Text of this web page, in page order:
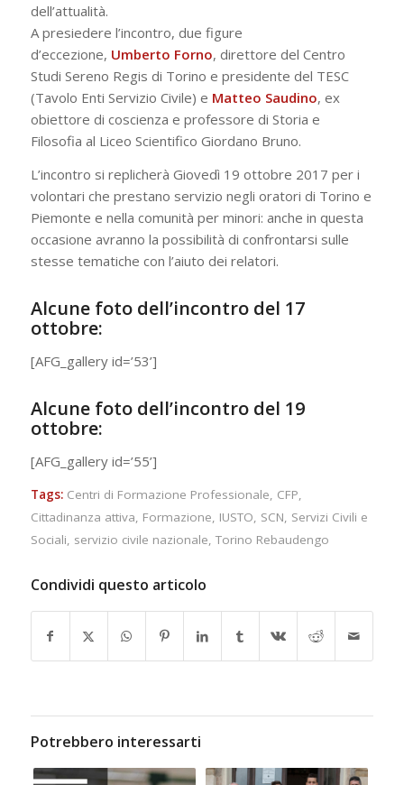
dell’attualità.
A presiedere l’incontro, due figure
d’eccezione, Umberto Forno, direttore del Centro
Studi Sereno Regis di Torino e presidente del TESC
(Tavolo Enti Servizio Civile) e Matteo Saudino, ex
obiettore di coscienza e professore di Storia e
Filosofia al Liceo Scientifico Giordano Bruno.
L’incontro si replicherà Giovedì 19 ottobre 2017 per i
volontari che prestano servizio negli oratori di Torino e
Piemonte e nella comunità per minori: anche in questa
occasione avranno la possibilità di confrontarsi sulle
stesse tematiche con l’aiuto dei relatori.
Alcune foto dell’incontro del 17
ottobre:
[AFG_gallery id=’53’]
Alcune foto dell’incontro del 19
ottobre:
[AFG_gallery id=’55’]
Tags: Centri di Formazione Professionale, CFP,
Cittadinanza attiva, Formazione, IUSTO, SCN, Servizi Civili e
Sociali, servizio civile nazionale, Torino Rebaudengo
Condividi questo articolo
Potrebbero interessarti